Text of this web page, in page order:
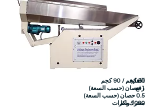
الاهلية
رفع
محرك بكرات
50 كجم / 90 كجم
1 حصان (حسب السعة)
0.5 حصان (حسب السعة)
1000 واط